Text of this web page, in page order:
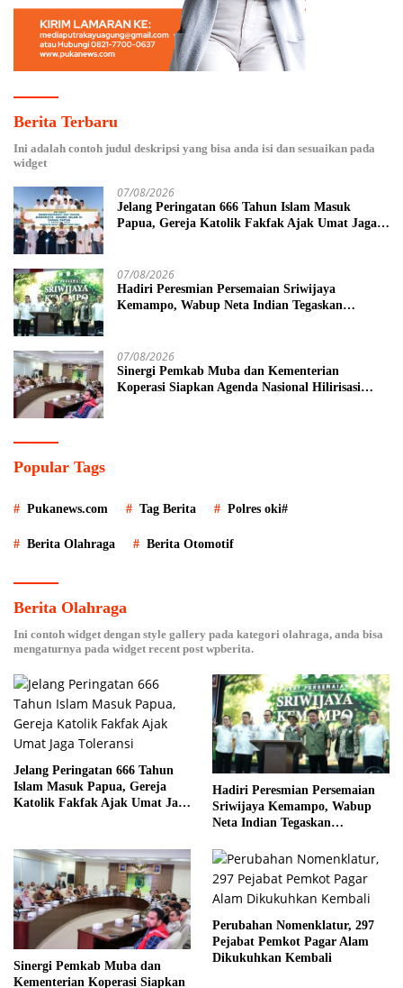
Berita Terbaru
Ini adalah contoh judul deskripsi yang bisa anda isi dan sesuaikan pada
widget
07/08/2026
Jelang Peringatan 666 Tahun Islam Masuk
Papua, Gereja Katolik Fakfak Ajak Umat Jaga
07/08/2026
Hadiri Peresmian Persemaian Sriwijaya
Kemampo, Wabup Neta Indian Tegaskan
07/08/2026
Sinergi Pemkab Muba dan Kementerian
Koperasi Siapkan Agenda Nasional Hilirisasi
Popular Tags
Pukanews.com Tag Berita Polres oki#
Berita Olahraga Berita Otomotif
Berita Olahraga
Ini contoh widget dengan style gallery pada kategori olahraga, anda bisa
mengaturnya pada widget recent post wpberita.
Jelang Peringatan 666 Tahun
Islam Masuk Papua, Gereja
Katolik Fakfak Ajak Umat Jaga
Hadiri Peresmian Persemaian
Sriwijaya Kemampo, Wabup
Neta Indian Tegaskan
Dukung Penghijauan
Sinergi Pemkab Muba dan
Kementerian Koperasi Siapkan
Perubahan Nomenklatur, 297
Pejabat Pemkot Pagar Alam
Dikukuhkan Kembali